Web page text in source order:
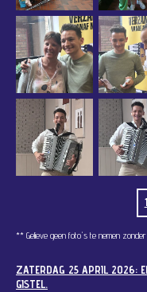
1
** Gelieve geen foto's te nemen
ZATERDAG 25 APRIL 2026:
GISTEL.